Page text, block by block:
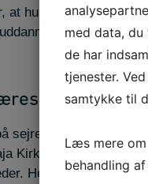
at hun hverken fra
controller
sejren i Årets IBA
Kirk-Laursen, har
Her lyttede de
med data,
de har
tjenester.
samtykke til
Læs mere
behandling